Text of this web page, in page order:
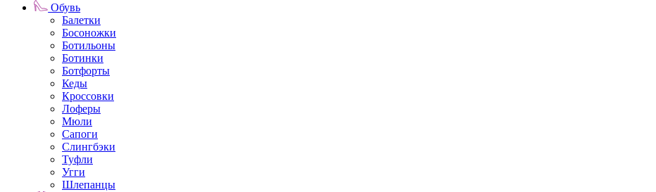
Обувь
Балетки
Босоножки
Ботильоны
Ботинки
Ботфорты
Кеды
Кроссовки
Лоферы
Мюли
Сапоги
Слингбэки
Туфли
Угги
Шлепанцы